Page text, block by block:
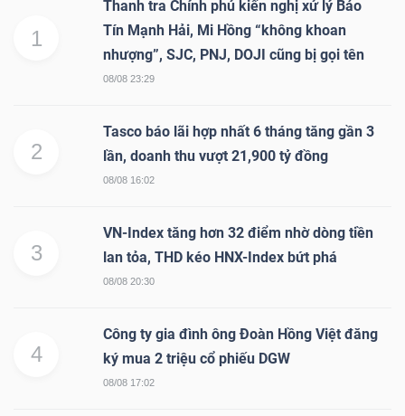
1
Thanh tra Chính phủ kiến nghị xử lý Bảo
Tín Mạnh Hải, Mi Hồng “không khoan
nhượng”, SJC, PNJ, DOJI cũng bị gọi tên
08/08 23:29
2
Tasco báo lãi hợp nhất 6 tháng tăng gần 3
lần, doanh thu vượt 21,900 tỷ đồng
08/08 16:02
3
VN-Index tăng hơn 32 điểm nhờ dòng tiền
lan tỏa, THD kéo HNX-Index bứt phá
08/08 20:30
4
Công ty gia đình ông Đoàn Hồng Việt đăng
ký mua 2 triệu cổ phiếu DGW
08/08 17:02